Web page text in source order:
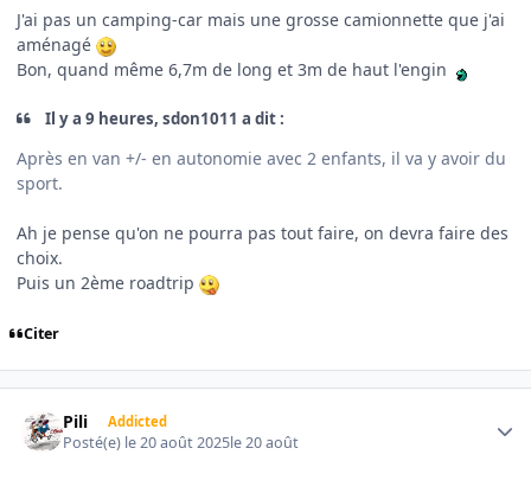
J'ai pas un camping-car mais une grosse camionnette que j'ai
aménagé
Bon, quand même 6,7m de long et 3m de haut l'engin
Il y a 9 heures, sdon1011 a dit :
Après en van +/- en autonomie avec 2 enfants, il va y avoir du
sport.
Ah je pense qu'on ne pourra pas tout faire, on devra faire des
choix.
Puis un 2ème roadtrip
Citer
Pili Addicted
Posté(e) le 20 août 2025le 20 août